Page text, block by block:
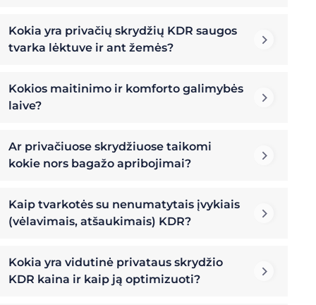
Kokia yra privačių skrydžių KDR saugos
tvarka lėktuve ir ant žemės?
Kokios maitinimo ir komforto galimybės
laive?
Ar privačiuose skrydžiuose taikomi
kokie nors bagažo apribojimai?
Kaip tvarkotės su nenumatytais įvykiais
(vėlavimais, atšaukimais) KDR?
Kokia yra vidutinė privataus skrydžio
KDR kaina ir kaip ją optimizuoti?